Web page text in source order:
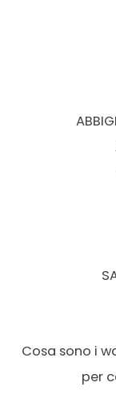
Cosa sono i
per